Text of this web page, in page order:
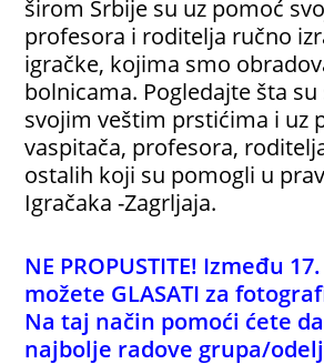
širom Srbije su uz pomoć
profesora i roditelja ručno
igračke, kojima smo
bolnicama. Pogledajte šta
svojim veštim prstićima i uz
vaspitača, profesora,
ostalih koji su pomogli u
Igračaka -Zagrljaja.
NE PROPUSTITE! Između
možete GLASATI za
Na taj način pomoći ćete
najbolje radove grupa/